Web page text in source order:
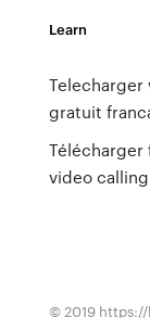
Learn
Telecharger
gratuit
Télécharger
video
© 2019